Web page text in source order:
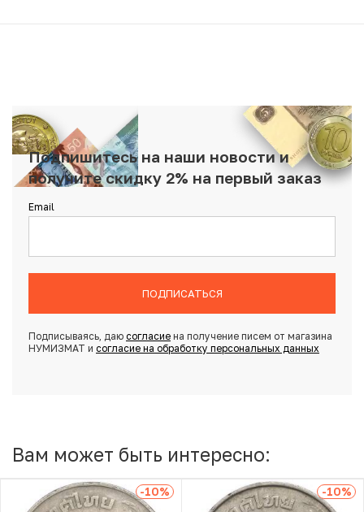
Подпишитесь на наши новости и
получите скидку 2% на первый заказ
Email
ПОДПИСАТЬСЯ
Подписываясь, даю согласиена получение писем от магазина
НУМИЗМАТ и согласие на обработку персональных данных
Вам может быть интересно:
-10% -10%